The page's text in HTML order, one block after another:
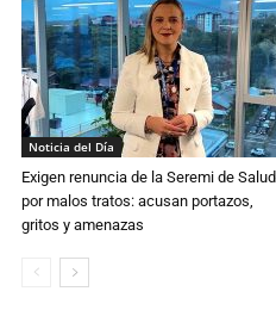
Noticia del Día
Exigen renuncia de la Seremi de Salud
por malos tratos: acusan portazos,
gritos y amenazas